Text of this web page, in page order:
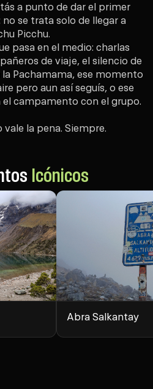
a punto de dar el primer
se trata solo de llegar a
Picchu.
pasa en el medio: charlas
de viaje, el silencio de
Pachamama, ese momento
pero aun así seguís, o ese
campamento con el grupo.
vale la pena. Siempre.
Icónicos
Abra Salkantay